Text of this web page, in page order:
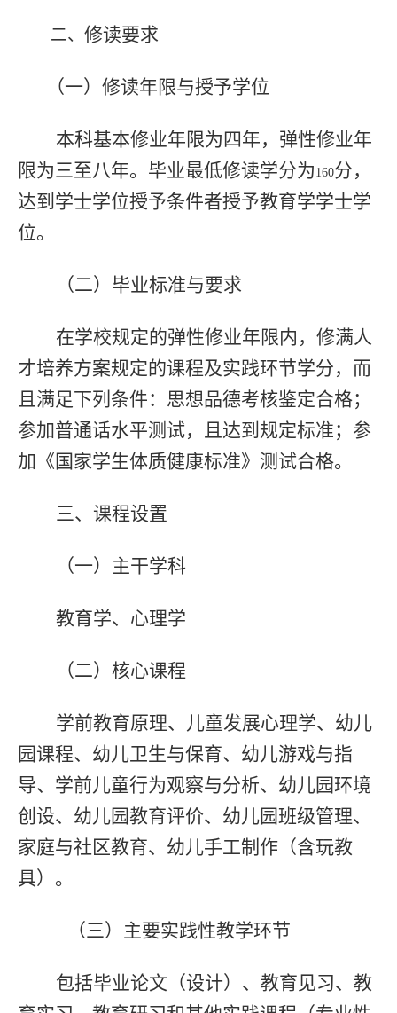
二、 修读要求
（一）修读年限与授予学位
本科基本修业年限为四年，弹性修业年
限为三至八年。毕业最低修读学分为 160分，
达到学士学位授予条件者授予教育学学士学
位。
（二）毕业标准与要求
在学校规定的弹性修业年限内，修满人
才培养方案规定的课程及实践环节学分，而
且满足下列条件：思想品德考核鉴定合格；
参加普通话水平测试，且达到规定标准；参
加《国家学生体质健康标准》测试合格。
三、课程设置
（一）主干学科
教育学、心理学
（二）核心课程
学前教育原理、儿童发展心理学、幼儿
园课程、幼儿卫生与保育、幼儿游戏与指
导、学前儿童行为观察与分析、幼儿园环境
创设、幼儿园教育评价、幼儿园班级管理、
家庭与社区教育、幼儿手工制作（含玩教
具）。
（三）主要实践性教学环节
包括毕业论文（设计）、教育见习、教